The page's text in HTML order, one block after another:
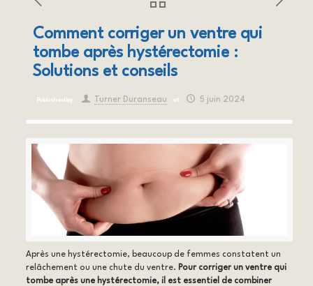
Comment corriger un ventre qui
tombe après hystérectomie :
Solutions et conseils
Published by Turner Duranseau at 5 juin 2024
Après une hystérectomie, beaucoup de femmes constatent un
relâchement ou une chute du ventre. Pour corriger un ventre qui
tombe après une hystérectomie, il est essentiel de combiner